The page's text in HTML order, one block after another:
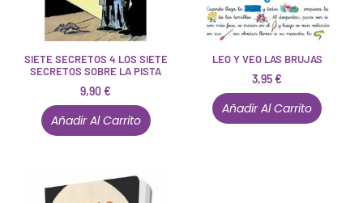
SIETE SECRETOS 4 LOS SIETE
SECRETOS SOBRE LA PISTA
9,90€
Añadir Al Carrito
LEO Y VEO LAS BRUJAS
3,95€
Añadir Al Carrito